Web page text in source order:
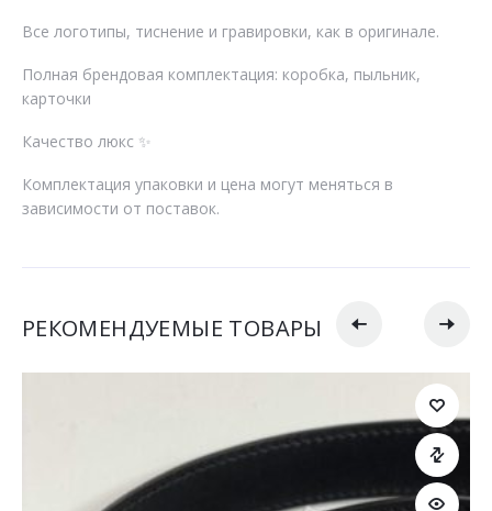
Все логотипы, тиснение и гравировки, как в оригинале.
Полная брендовая комплектация: коробка, пыльник,
карточки
Качество люкс ✨
Комплектация упаковки и цена могут меняться в
зависимости от поставок.
РЕКОМЕНДУЕМЫЕ ТОВАРЫ